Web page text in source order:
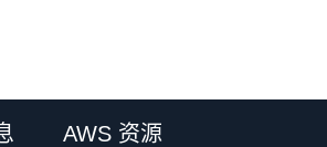
AWS 资源